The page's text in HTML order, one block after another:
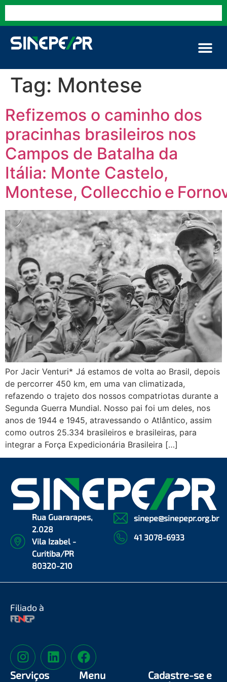
Tag: Montese
Refizemos o caminho dos
pracinhas brasileiros nos
Campos de Batalha da
Itália: Monte Castelo,
Montese, Collecchio e
Por Jacir Venturi* Já estamos de volta ao Brasil, depois
de percorrer 450 km, em uma van climatizada,
refazendo o trajeto dos nossos compatriotas durante a
Segunda Guerra Mundial. Nosso pai foi um deles, nos
anos de 1944 e 1945, atravessando o Atlântico, assim
como outros 25.334 brasileiros e brasileiras, para
integrar a Força Expedicionária Brasileira […]
Rua Guararapes,
2.028
Vila Izabel -
Curitiba/PR
80320-210
sinepe@sinepepr.org.br
41 3078-6933
Filiado à
Serviços Menu
Cadastre-se e